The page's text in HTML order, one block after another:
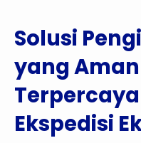
Solusi
yang
Ekspedisi